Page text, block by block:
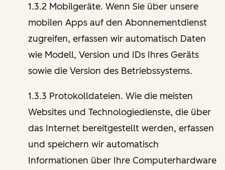
1.3.2 Mobilgeräte. Wenn Sie über unsere
mobilen Apps auf den Abonnementdienst
zugreifen, erfassen wir automatisch Daten
wie Modell, Version und IDs Ihres Geräts
sowie die Version des Betriebssystems.
1.3.3 Protokolldateien. Wie die meisten
Websites und Technologiedienste, die über
das Internet bereitgestellt werden, erfassen
und speichern wir automatisch
Informationen über Ihre Computerhardware